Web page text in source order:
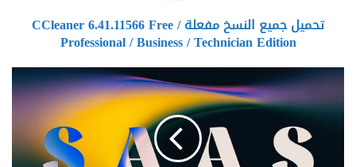
Technician
Edition
تحميل جميع النسخ مفعلة CCleaner 6.41.11566 Free /
Professional / Business / Technician Edition
Videohive
Gradient
Pro
63902790